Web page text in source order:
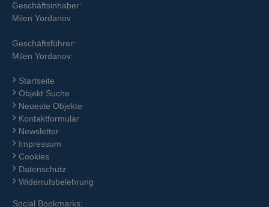
Geschäftsinhaber:
Milen Yordanov
Geschäftsführer:
Milen Yordanov
Startseite
Objekt Suche
Neueste Objekte
Kontaktformular
Newsletter
Impressum
Cookies
Datenschutz
Widerrufsbelehrung
Social Bookmarks: